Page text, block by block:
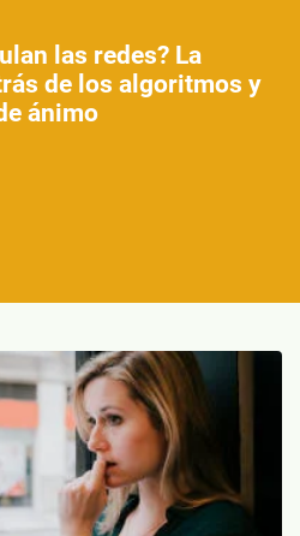
las redes? La
de los algoritmos y
ánimo